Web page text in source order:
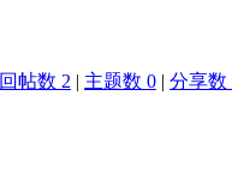
回帖数 2 | 主题数 0 | 分享数